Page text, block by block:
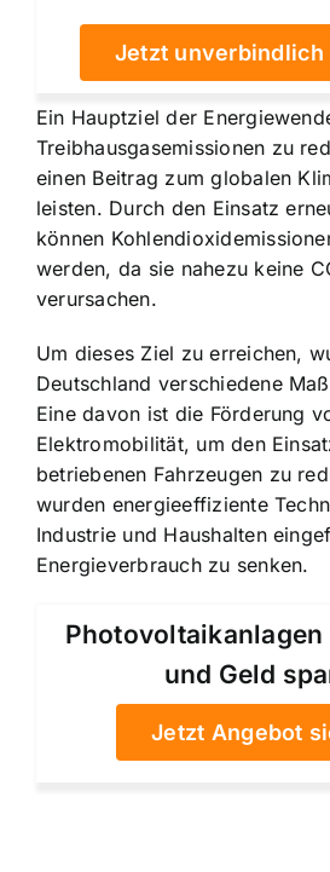
Jetzt unverbindlich
Ein Hauptziel der
Treibhausgasemissionen zu
einen Beitrag zum globalen
leisten. Durch den Einsatz
können
werden, da sie nahezu keine
verursachen.
Um dieses Ziel zu erreichen,
Deutschland verschiedene
Eine davon ist die Förderung
Elektromobilität, um den
betriebenen Fahrzeugen zu
wurden energieeffiziente
Industrie und Haushalten
Energieverbrauch zu senken.
und Geld
Jetzt Angebot